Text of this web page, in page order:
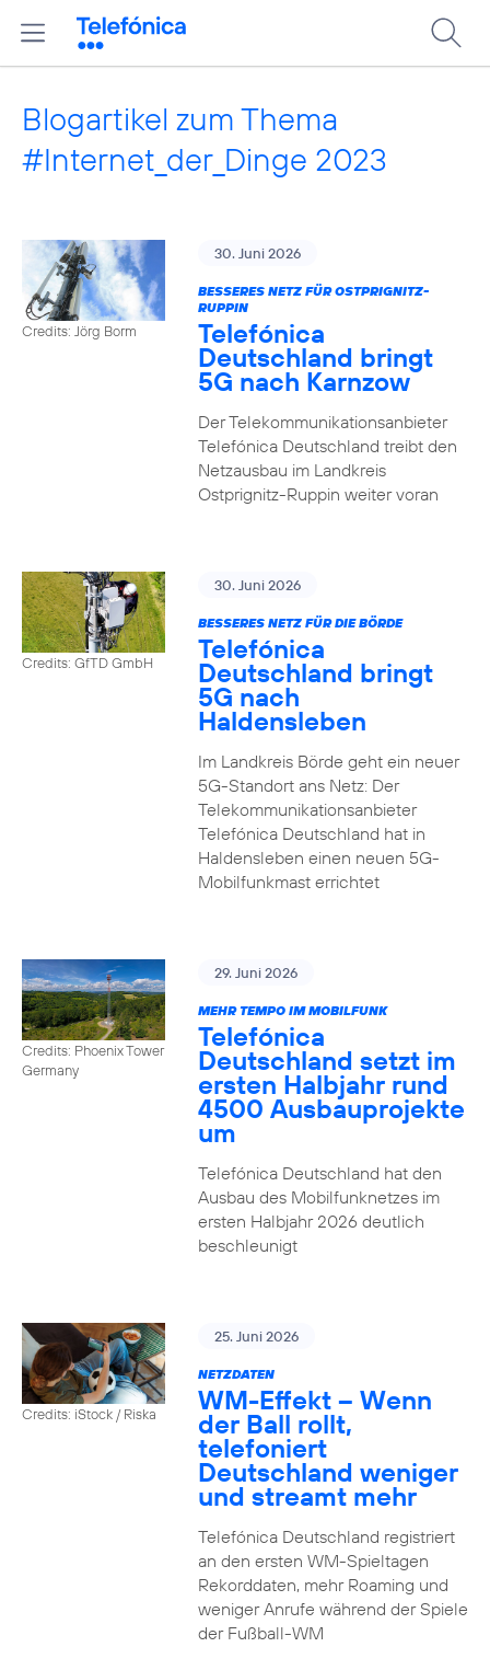
Blogartikel zum Thema
#Internet_der_Dinge 2023
Credits: Jörg Borm
30. Juni 2026
BESSERES NETZ FÜR OSTPRIGNITZ-
RUPPIN
Telefónica
Deutschland bringt
5G nach Karnzow
Der Telekommunikationsanbieter
Telefónica Deutschland treibt den
Netzausbau im Landkreis
Ostprignitz-Ruppin weiter voran
Credits: GfTD GmbH
30. Juni 2026
BESSERES NETZ FÜR DIE BÖRDE
Telefónica
Deutschland bringt
5G nach
Haldensleben
Im Landkreis Börde geht ein neuer
5G-Standort ans Netz: Der
Telekommunikationsanbieter
Telefónica Deutschland hat in
Haldensleben einen neuen 5G-
Mobilfunkmast errichtet
Credits: Phoenix Tower
Germany
29. Juni 2026
MEHR TEMPO IM MOBILFUNK
Telefónica
Deutschland setzt im
ersten Halbjahr rund
4500 Ausbauprojekte
um
Telefónica Deutschland hat den
Ausbau des Mobilfunknetzes im
ersten Halbjahr 2026 deutlich
beschleunigt
Credits: iStock / Riska
25. Juni 2026
NETZDATEN
WM-Effekt – Wenn
der Ball rollt,
telefoniert
Deutschland weniger
und streamt mehr
Telefónica Deutschland registriert
an den ersten WM-Spieltagen
Rekorddaten, mehr Roaming und
weniger Anrufe während der Spiele
der Fußball-WM